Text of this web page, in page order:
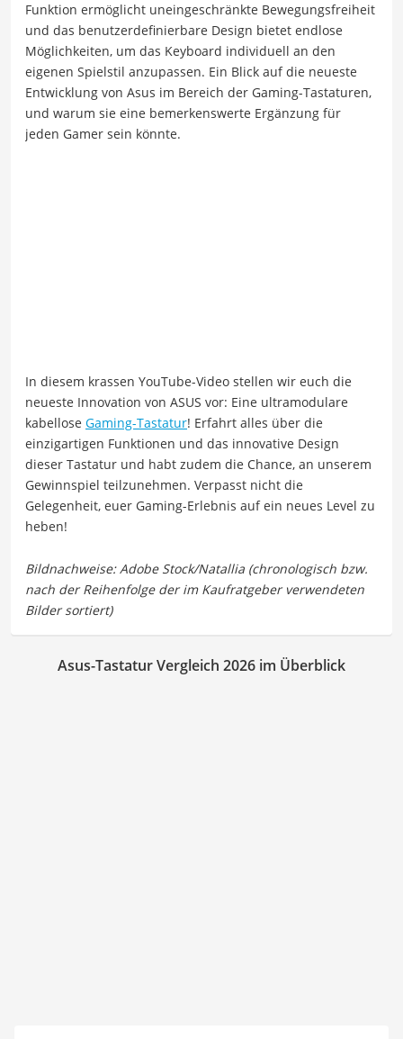
Funktion ermöglicht uneingeschränkte Bewegungsfreiheit
und das benutzerdefinierbare Design bietet endlose
Möglichkeiten, um das Keyboard individuell an den
eigenen Spielstil anzupassen. Ein Blick auf die neueste
Entwicklung von Asus im Bereich der Gaming-Tastaturen,
und warum sie eine bemerkenswerte Ergänzung für
jeden Gamer sein könnte.
In diesem krassen YouTube-Video stellen wir euch die
neueste Innovation von ASUS vor: Eine ultramodulare
kabellose Gaming-Tastatur! Erfahrt alles über die
einzigartigen Funktionen und das innovative Design
dieser Tastatur und habt zudem die Chance, an unserem
Gewinnspiel teilzunehmen. Verpasst nicht die
Gelegenheit, euer Gaming-Erlebnis auf ein neues Level zu
heben!
Asus-Tastatur Vergleich 2026 im Überblick